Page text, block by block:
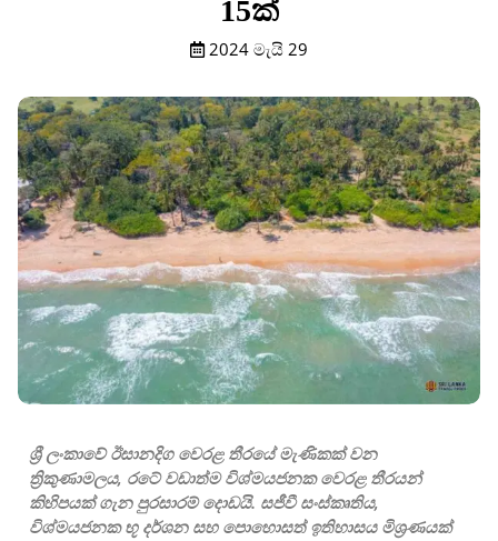
15ක්
2024 මැයි 29
ශ්‍රී ලංකාවේ ඊසානදිග වෙරළ තීරයේ මැණිකක් වන
ත්‍රිකුණාමලය, රටේ වඩාත්ම විශ්මයජනක වෙරළ තීරයන්
කිහිපයක් ගැන පුරසාරම් දොඩයි. සජීවී සංස්කෘතිය,
විශ්මයජනක භූ දර්ශන සහ පොහොසත් ඉතිහාසය මිශ්‍රණයක්